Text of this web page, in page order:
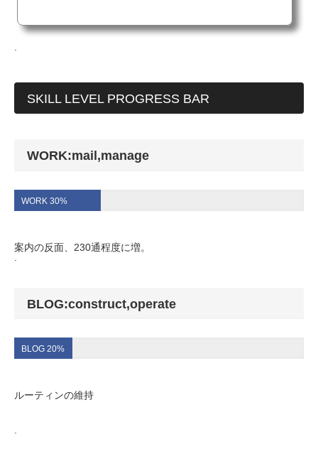
SKILL LEVEL PROGRESS BAR
WORK:mail,manage
WORK 30%
案内の反面、230通程度に増。
BLOG:construct,operate
BLOG 20%
ルーティンの維持